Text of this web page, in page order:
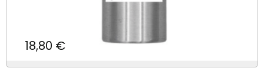
Prix
18,80 €